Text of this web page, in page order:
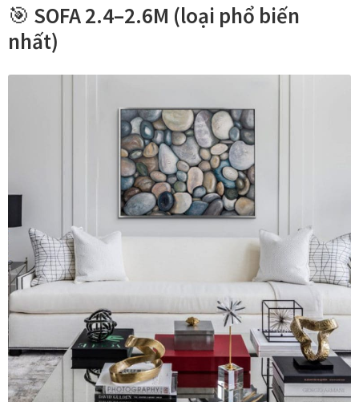
Tranh phòng khách hiện đại
Tranh sơn dầu cao cấp
Tranh tặng khai trương
Tranh tặng sếp cao cấp
Tranh tặng tân gia
Tranh theo phong cách thiết kế
Tranh Bắc Âu – Scandinavian
Tranh treo phòng khách
🎯 SOFA 2.4–2.6M (loại phổ biến
nhất)